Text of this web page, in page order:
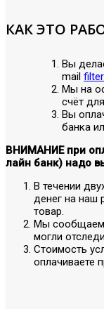
КАК ЭТО
Вы
mail
Мы на
счёт
Вы
банка
ВНИМАНИЕ при
лайн банк) надо
В течении
денег на наш
товар.
Мы сообщаем
могли
Стоимость
оплачиваете